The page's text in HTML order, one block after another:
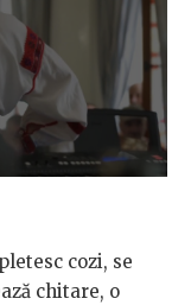
cozi, se
chitare, o